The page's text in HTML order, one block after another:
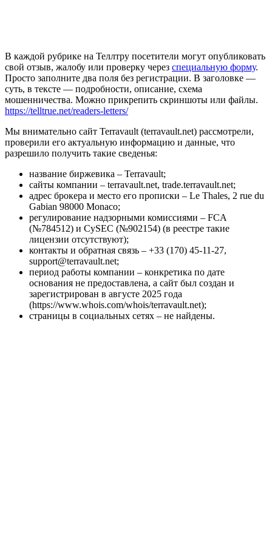
В каждой рубрике на Теллтру посетители могут опубликовать
свой отзыв, жалобу или проверку через специальную форму.
Просто заполните два поля без регистрации. В заголовке —
суть, в тексте — подробности, описание, схема
мошенничества. Можно прикрепить скриншоты или файлы.
https://telltrue.net/readers-letters/
Мы внимательно сайт Terravault (terravault.net) рассмотрели,
проверили его актуальную информацию и данные, что
разрешило получить такие сведенья:
название биржевика – Terravault;
сайты компании – terravault.net, trade.terravault.net;
адрес брокера и место его прописки – Le Thales, 2 rue du
Gabian 98000 Monaco;
регулирование надзорными комиссиями – FCA
(№784512) и CySEC (№902154) (в реестре такие
лицензии отсутствуют);
контакты и обратная связь – +33 (170) 45-11-27,
support@terravault.net;
период работы компании – конкретика по дате
основания не предоставлена, а сайт был создан и
зарегистрирован в августе 2025 года
(https://www.whois.com/whois/terravault.net);
страницы в социальных сетях – не найдены.